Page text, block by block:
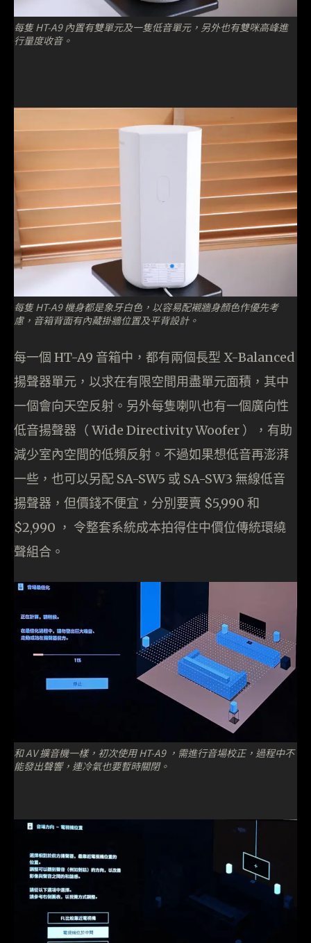
每隻 HT-A9 內置有雙單元及一隻低音單元，另外也有雙咪高峰進
行量度收音。
每隻 HT-A9 機身都是象牙白色，以容易配襯牆身顏色作優先考
慮，音箱背面有內藏掛牆位置及平背設計。
每一個 HT-A9 音箱中，都有兩個長型 X-Balanced
揚聲器單元，以求在有限空間用盡單元面積，其中
一個會向天空反射。另外每隻喇叭也有一個廣向性
低音揚聲器（ Wide Directivity Woofer ），有助
減少室內空間的低頻反射。不過如果想低音再澎湃
一些，也可以另配 SA-SW5 或 SA-SW3 無線低音
揚聲器，但價錢不便宜，分別要賣 $5,990 和
$2,990 ， 令整套系統成本拍得住中價位傳統環繞
聲組合。
和 AV 擴音機一樣，初次使用 HT-A9 ，需進行音場校正，過程中不
能發出聲響，連冷氣也要暫時關閉。